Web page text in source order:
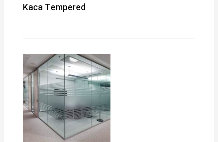
Kaca Tempered